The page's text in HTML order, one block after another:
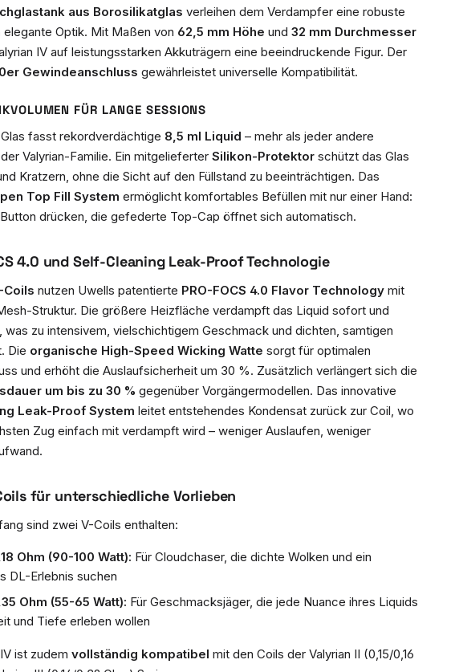
aus Borosilikatglas verleihen dem Verdampfer eine robuste
elegante Optik. Mit Maßen von 62,5 mm Höhe und 32 mm Durchmesser
IV auf leistungsstarken Akkuträgern eine beeindruckende Figur. Der
Gewindeanschluss gewährleistet universelle Kompatibilität.
FÜR LANGE SESSIONS
fasst rekordverdächtige 8,5 ml Liquid – mehr als jeder andere
Valyrian-Familie. Ein mitgelieferter Silikon-Protektor schützt das Glas
Kratzern, ohne die Sicht auf den Füllstand zu beeinträchtigen. Das
Top Fill System ermöglicht komfortables Befüllen mit nur einer Hand:
drücken, die gefederte Top-Cap öffnet sich automatisch.
4.0 und Self-Cleaning Leak-Proof Technologie
Coils nutzen Uwells patentierte PRO-FOCS 4.0 Flavor Technology mit
Struktur. Die größere Heizfläche verdampft das Liquid sofort und
was zu intensivem, vielschichtigem Geschmack und dichten, samtigen
Die organische High-Speed Wicking Watte sorgt für optimalen
und erhöht die Auslaufsicherheit um 30 %. Zusätzlich verlängert sich die
um bis zu 30 % gegenüber Vorgängermodellen. Das innovative
Leak-Proof System leitet entstehendes Kondensat zurück zur Coil, wo
Zug einfach mit verdampft wird – weniger Auslaufen, weniger
für unterschiedliche Vorlieben
sind zwei V-Coils enthalten:
Ohm (90-100 Watt): Für Cloudchaser, die dichte Wolken und ein
DL-Erlebnis suchen
Ohm (55-65 Watt): Für Geschmacksjäger, die jede Nuance ihres Liquids
und Tiefe erleben wollen
ist zudem vollständig kompatibel mit den Coils der Valyrian II (0,15/0,16